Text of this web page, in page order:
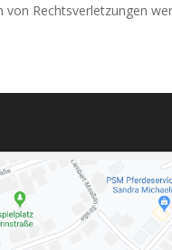
von Rechtsverletzungen